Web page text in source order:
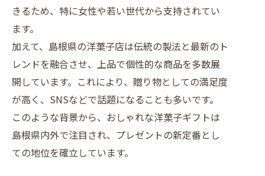
ツ
準
ランキングを活用した洋菓子ギフト選
び
女子に人気の洋菓子プレゼント選び方
洋菓子の見た目や素材で選ぶポイント
島根県の素材を生かした洋菓子の魅力に迫
きるため、特に女性や若い世代から支持されてい
ます。
加えて、島根県の洋菓子店は伝統の製法と最新のト
レンドを融合させ、上品で個性的な商品を多数展
開しています。これにより、贈り物としての満足度
が高く、SNSなどで話題になることも多いです。
このような背景から、おしゃれな洋菓子ギフトは
島根県内外で注目され、プレゼントの新定番とし
ての地位を確立しています。